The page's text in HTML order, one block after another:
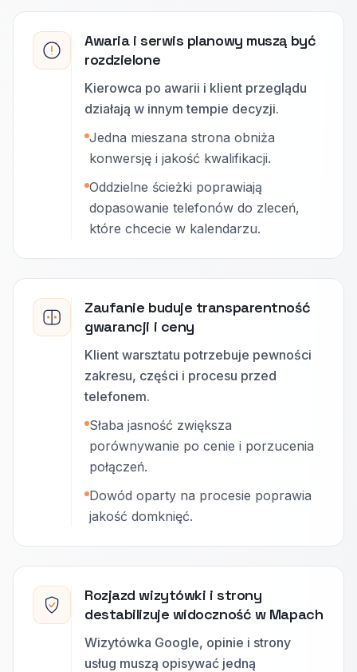
Awaria i serwis planowy muszą być
rozdzielone
Kierowca po awarii i klient przeglądu
działają w innym tempie decyzji.
Jedna mieszana strona obniża
konwersję i jakość kwalifikacji.
Oddzielne ścieżki poprawiają
dopasowanie telefonów do zleceń,
które chcecie w kalendarzu.
Zaufanie buduje transparentność
gwarancji i ceny
Klient warsztatu potrzebuje pewności
zakresu, części i procesu przed
telefonem.
Słaba jasność zwiększa
porównywanie po cenie i porzucenia
połączeń.
Dowód oparty na procesie poprawia
jakość domknięć.
Rozjazd wizytówki i strony
destabilizuje widoczność w Mapach
Wizytówka Google, opinie i strony
usług muszą opisywać jedną